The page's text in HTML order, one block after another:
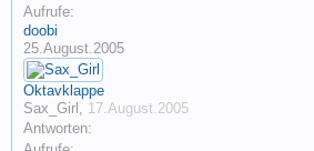
Aufrufe:
doobi
25.August.2005
Oktavklappe
Sax_Girl , 17.August.2005
Antworten: